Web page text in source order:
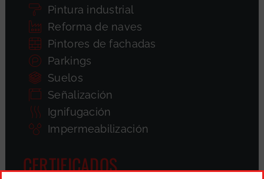
Pintura industrial
Reforma de naves
Pintores de fachadas
Parkings
Suelos
Señalización
Ignifugación
Impermeabilización
CERTIFICADOS